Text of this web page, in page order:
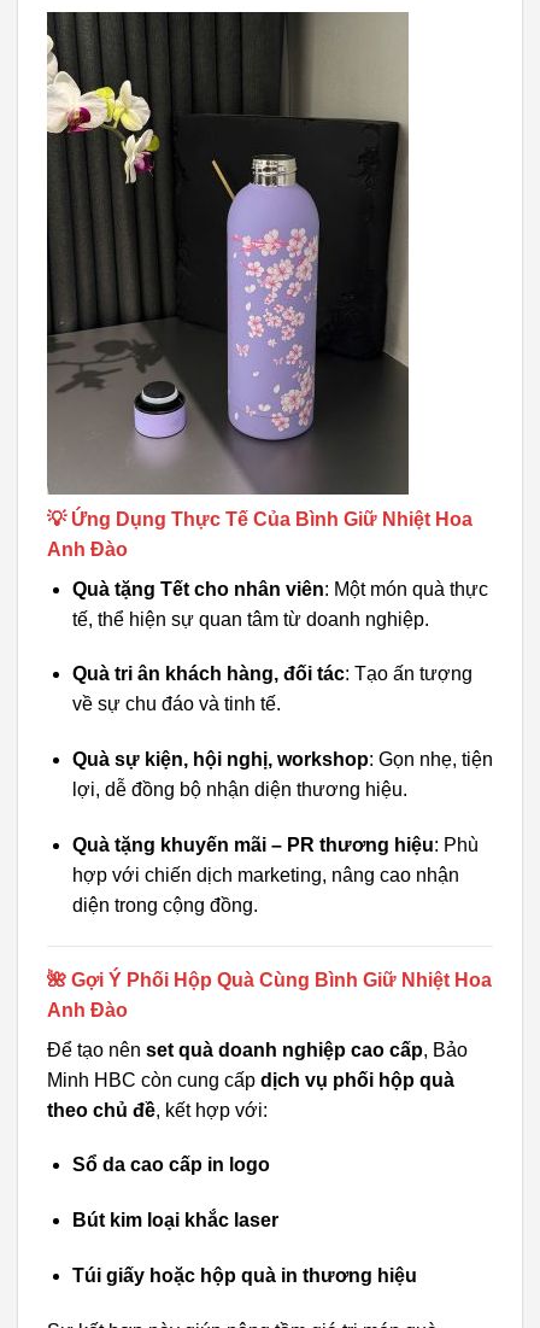
💡 Ứng Dụng Thực Tế Của Bình Giữ Nhiệt Hoa
Anh Đào
Quà tặng Tết cho nhân viên: Một món quà thực
tế, thể hiện sự quan tâm từ doanh nghiệp.
Quà tri ân khách hàng, đối tác: Tạo ấn tượng
về sự chu đáo và tinh tế.
Quà sự kiện, hội nghị, workshop: Gọn nhẹ, tiện
lợi, dễ đồng bộ nhận diện thương hiệu.
Quà tặng khuyến mãi – PR thương hiệu: Phù
hợp với chiến dịch marketing, nâng cao nhận
diện trong cộng đồng.
🌺 Gợi Ý Phối Hộp Quà Cùng Bình Giữ Nhiệt Hoa
Anh Đào
Để tạo nên set quà doanh nghiệp cao cấp, Bảo
Minh HBC còn cung cấp dịch vụ phối hộp quà
theo chủ đề, kết hợp với:
Sổ da cao cấp in logo
Bút kim loại khắc laser
Túi giấy hoặc hộp quà in thương hiệu